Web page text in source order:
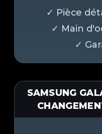
SAMSUNG